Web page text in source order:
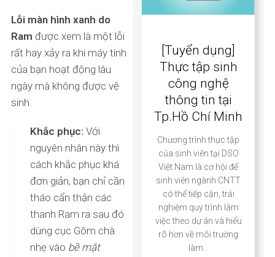
Lỗi màn hình xanh do
Ram được xem là một lỗi
rất hay xảy ra khi máy tính
của bạn hoạt động lâu
ngày mà không được vệ
sinh.
Khắc phục: Với
nguyên nhân này thì
cách khắc phục khá
đơn giản, bạn chỉ cần
tháo cẩn thận các
thanh Ram ra sau đó
dùng cục Gôm chà
nhẹ vào bề mặt
[Tuyển dụng]
Thực tập sinh
công nghệ
thông tin tại
Tp.Hồ Chí Minh
Chương trình thực tập
của sinh viên tại DSO
Việt Nam là cơ hội để
sinh viên ngành CNTT
có thể tiếp cận, trải
nghiệm quy trình làm
việc theo dự án và hiểu
rõ hơn về môi trường
làm…